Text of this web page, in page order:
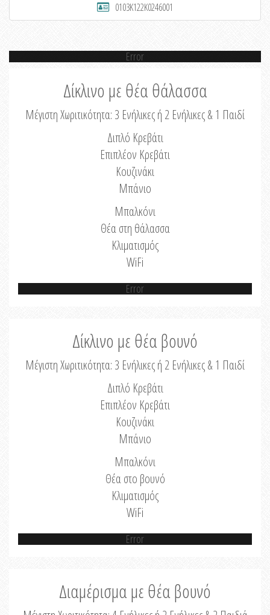
0103K122K0246001
Error
Δίκλινο με θέα θάλασσα
Μέγιστη Χωριτικότητα: 3 Ενήλικες ή 2 Ενήλικες & 1 Παιδί
Διπλό Κρεβάτι
Επιπλέον Κρεβάτι
Κουζινάκι
Μπάνιο
Μπαλκόνι
Θέα στη θάλασσα
Κλιματισμός
WiFi
Error
Δίκλινο με θέα βουνό
Μέγιστη Χωριτικότητα: 3 Ενήλικες ή 2 Ενήλικες & 1 Παιδί
Διπλό Κρεβάτι
Επιπλέον Κρεβάτι
Κουζινάκι
Μπάνιο
Μπαλκόνι
Θέα στο βουνό
Κλιματισμός
WiFi
Error
Διαμέρισμα με θέα βουνό